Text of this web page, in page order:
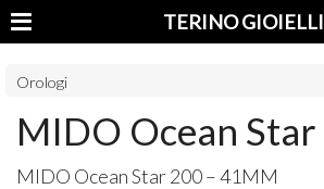
TERINO GIOIELLI
Orologi
MIDO Ocean
MIDO Ocean Star 200 – 41MM